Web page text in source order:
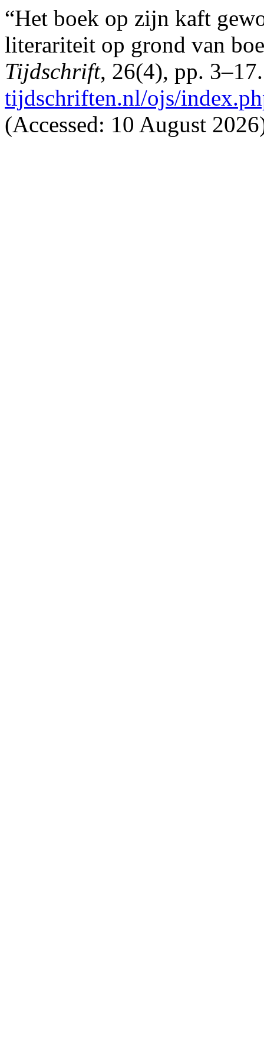
“Het boek op zijn kaft
literariteit op grond van
Tijdschrift, 26(4), pp.
tijdschriften.nl/ojs/
(Accessed: 10 August